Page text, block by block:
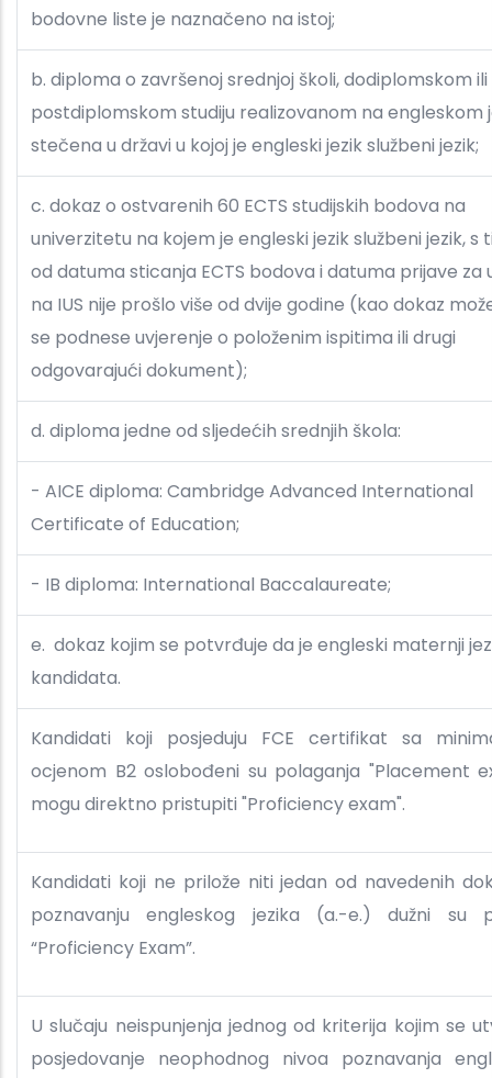
bodovne liste je naznačeno na istoj;
b. diploma o završenoj srednjoj školi, dodiplomskom ili
postdiplomskom studiju realizovanom na engleskom
stečena u državi u kojoj je engleski jezik službeni jezik;
c. dokaz o ostvarenih 60 ECTS studijskih bodova na
univerzitetu na kojem je engleski jezik službeni jezik, s
od datuma sticanja ECTS bodova i datuma prijave za
na IUS nije prošlo više od dvije godine (kao dokaz
se podnese uvjerenje o položenim ispitima ili drugi
odgovarajući dokument);
d. diploma jedne od sljedećih srednjih škola:
- AICE diploma: Cambridge Advanced International
Certificate of Education;
- IB diploma: International Baccalaureate;
e. dokaz kojim se potvrđuje da je engleski maternji
kandidata.
Kandidati koji posjeduju FCE certifikat sa
ocjenom B2 oslobođeni su polaganja "Placement
mogu direktno pristupiti "Proficiency exam".
Kandidati koji ne prilože niti jedan od navedenih
poznavanju engleskog jezika (a.-e.) dužni su
“Proficiency Exam”.
U slučaju neispunjenja jednog od kriterija kojim se
posjedovanje neophodnog nivoa poznavanja